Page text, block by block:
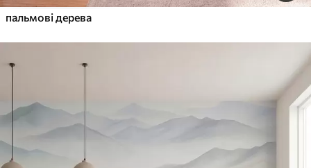
пальмові дерева